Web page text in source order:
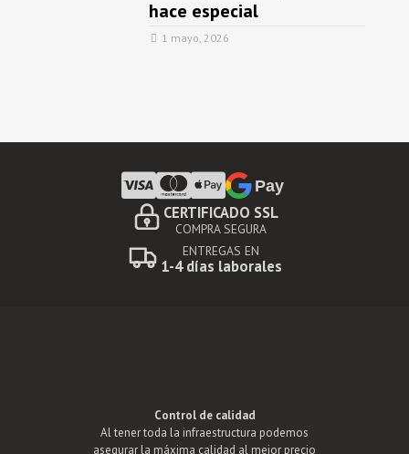
hace especial
1 mayo, 2026
Pay
CERTIFICADO SSL
COMPRA SEGURA
ENTREGAS EN
1-4 días laborales
Control de calidad
Al tener toda la infraestructura podemos
asegurar la máxima calidad al mejor precio